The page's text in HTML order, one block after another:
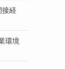
接経
環境